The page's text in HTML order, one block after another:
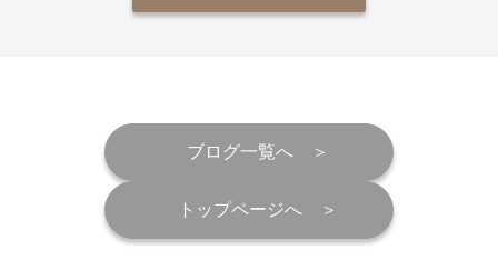
ブログ一覧へ
トップページへ